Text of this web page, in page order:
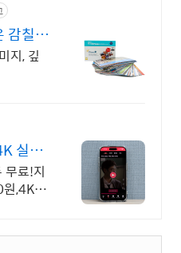
감칠맛
지, 깊
실시
무료!지
,4K 스